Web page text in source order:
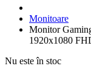
Monitoare
Monitor
1920x1080
Nu este în stoc